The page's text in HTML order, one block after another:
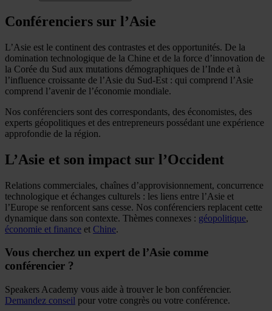
Conférenciers sur l’Asie
L’Asie est le continent des contrastes et des opportunités. De la
domination technologique de la Chine et de la force d’innovation de
la Corée du Sud aux mutations démographiques de l’Inde et à
l’influence croissante de l’Asie du Sud-Est : qui comprend l’Asie
comprend l’avenir de l’économie mondiale.
Nos conférenciers sont des correspondants, des économistes, des
experts géopolitiques et des entrepreneurs possédant une expérience
approfondie de la région.
L’Asie et son impact sur l’Occident
Relations commerciales, chaînes d’approvisionnement, concurrence
technologique et échanges culturels : les liens entre l’Asie et
l’Europe se renforcent sans cesse. Nos conférenciers replacent cette
dynamique dans son contexte. Thèmes connexes : géopolitique,
économie et finance et Chine.
Vous cherchez un expert de l’Asie comme
conférencier ?
Speakers Academy vous aide à trouver le bon conférencier.
Demandez conseil pour votre congrès ou votre conférence.